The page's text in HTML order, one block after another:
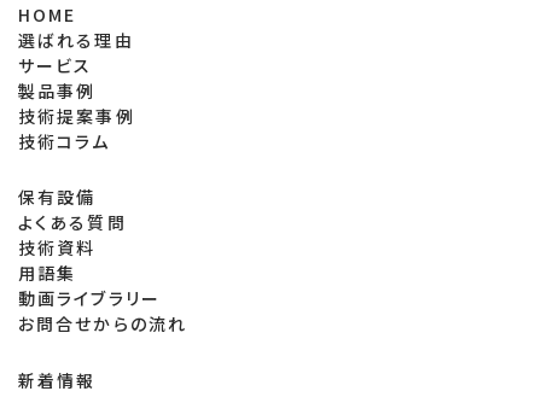
HOME
選ばれる理由
サービス
製品事例
技術提案事例
技術コラム
保有設備
よくある質問
技術資料
用語集
動画ライブラリー
お問合せからの流れ
新着情報